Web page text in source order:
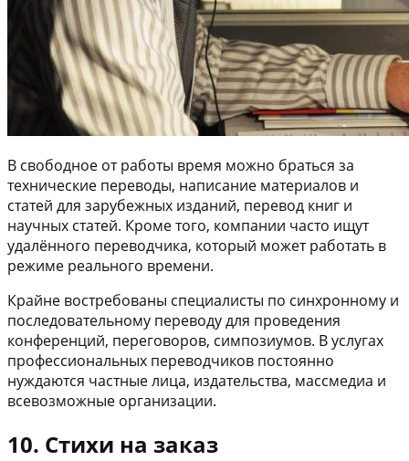
В свободное от работы время можно браться за
технические переводы, написание материалов и
статей для зарубежных изданий, перевод книг и
научных статей. Кроме того, компании часто ищут
удалённого переводчика, который может работать в
режиме реального времени.
Крайне востребованы специалисты по синхронному и
последовательному переводу для проведения
конференций, переговоров, симпозиумов. В услугах
профессиональных переводчиков постоянно
нуждаются частные лица, издательства, массмедиа и
всевозможные организации.
10. Стихи на заказ